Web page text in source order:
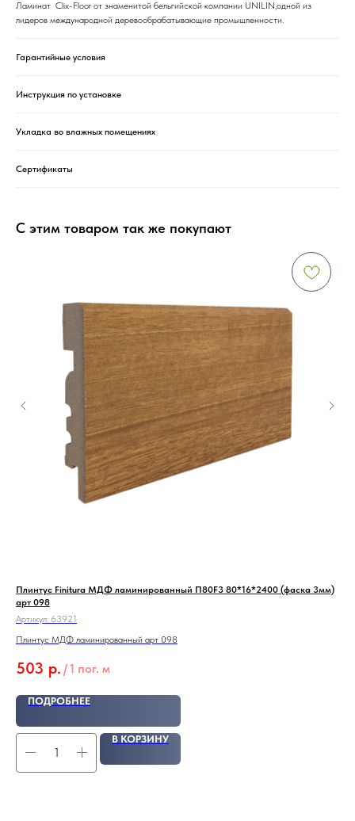
Ламинат Clix-Floor от знаменитой бельгийской компании UNILIN,одной из
лидеров международной деревообрабатывающие промышленности.
Гарантийные условия
Инструкция по установке
Укладка во влажных помещениях
Сертификаты
С этим товаром так же покупают
Плинтус Finitura МДФ ламинированный П80F3 80*16*2400 (фаска 3мм)
арт 098
Артикул: 63921
Плинтус МДФ ламинированный арт 098
503 р. /1 пог. м
ПОДРОБНЕЕ
В КОРЗИНУ